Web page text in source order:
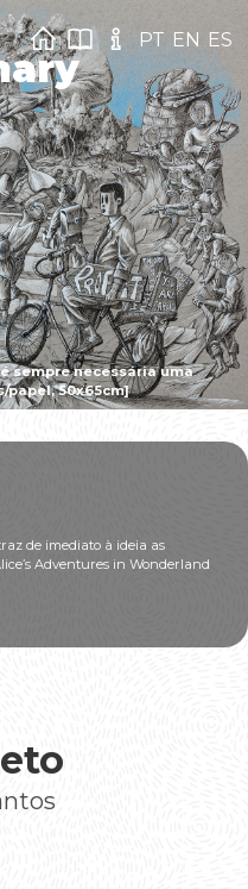
sempre necessária uma
papel, 50x65cm]
PT EN ES
de imediato à ideia as
Adventures in Wonderland